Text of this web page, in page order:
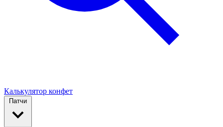
Калькулятор конфет
Патчи